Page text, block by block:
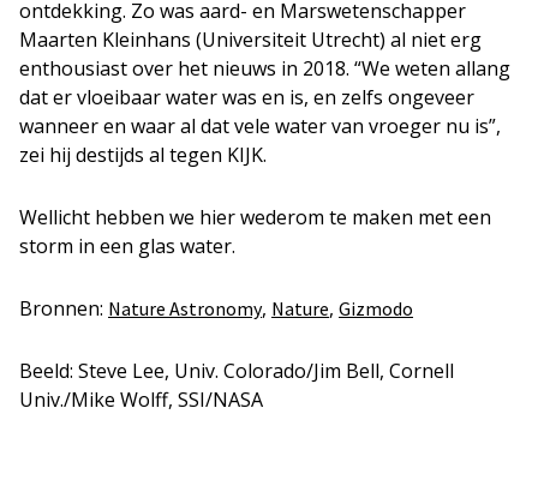
ontdekking. Zo was aard- en Marswetenschapper
Maarten Kleinhans (Universiteit Utrecht) al niet erg
enthousiast over het nieuws in 2018. “We weten allang
dat er vloeibaar water was en is, en zelfs ongeveer
wanneer en waar al dat vele water van vroeger nu is”,
zei hij destijds al tegen KIJK.
Wellicht hebben we hier wederom te maken met een
storm in een glas water.
Bronnen: Nature Astronomy, Nature, Gizmodo
Beeld: Steve Lee, Univ. Colorado/Jim Bell, Cornell
Univ./Mike Wolff, SSI/NASA